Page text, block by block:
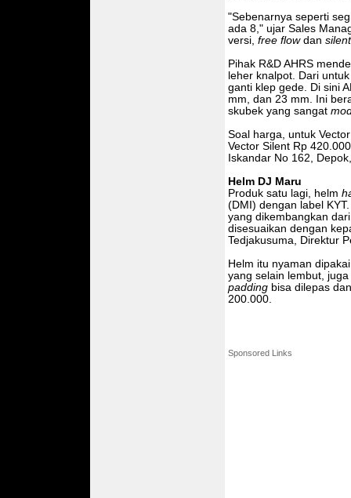
"Sebenarnya seperti
ada 8," ujar Sales
versi, free flowdan
Pihak R&D AHRS
leher knalpot. Dari
ganti klep gede. Di sini
mm, dan 23 mm. Ini
skubek yang sangat
Soal harga, untuk
Vector Silent Rp
Iskandar No 162,
Helm DJ Maru
Produk satu lagi, helm
(DMI) dengan label
yang dikembangkan
disesuaikan dengan
Tedjakusuma, Direktur
Helm itu nyaman
yang selain lembut,
padding bisa dilepas
200.000.
Sponsored Links